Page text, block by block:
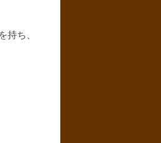
持ち、